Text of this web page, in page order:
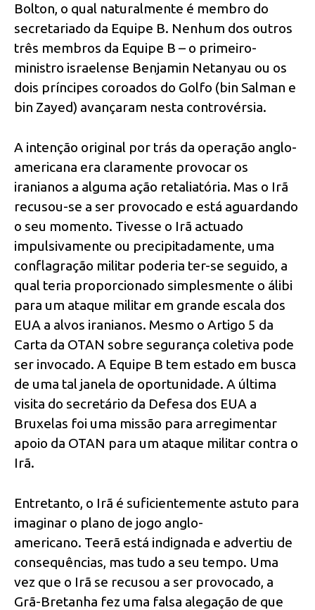
Bolton, o qual naturalmente é membro do
secretariado da Equipe B. Nenhum dos outros
três membros da Equipe B – o primeiro-
ministro israelense Benjamin Netanyau ou os
dois príncipes coroados do Golfo (bin Salman e
bin Zayed) avançaram nesta controvérsia.
A intenção original por trás da operação anglo-
americana era claramente provocar os
iranianos a alguma ação retaliatória. Mas o Irã
recusou-se a ser provocado e está aguardando
o seu momento. Tivesse o Irã actuado
impulsivamente ou precipitadamente, uma
conflagração militar poderia ter-se seguido, a
qual teria proporcionado simplesmente o álibi
para um ataque militar em grande escala dos
EUA a alvos iranianos. Mesmo o Artigo 5 da
Carta da OTAN sobre segurança coletiva pode
ser invocado. A Equipe B tem estado em busca
de uma tal janela de oportunidade. A última
visita do secretário da Defesa dos EUA a
Bruxelas foi uma missão para arregimentar
apoio da OTAN para um ataque militar contra o
Irã.
Entretanto, o Irã é suficientemente astuto para
imaginar o plano de jogo anglo-
americano. Teerã está indignada e advertiu de
consequências, mas tudo a seu tempo. Uma
vez que o Irã se recusou a ser provocado, a
Grã-Bretanha fez uma falsa alegação de que